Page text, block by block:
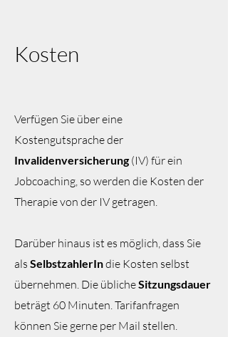
Kosten
Verfügen Sie über eine
Kostengutsprache der
Invalidenversicherung (IV) für ein
Jobcoaching, so werden die Kosten der
Therapie von der IV getragen.
Darüber hinaus ist es möglich, dass Sie
als SelbstzahlerIndie Kosten selbst
übernehmen. Die üblicheSitzungsdauer
beträgt 60 Minuten. Tarifanfragen
können Sie gerne per Mail stellen.